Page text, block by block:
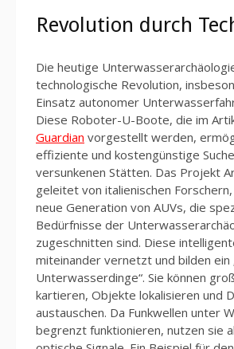
Revolution durch
Die heutige
technologische Revolution,
Einsatz autonomer
Diese Roboter-U-Boote, die im
Guardian vorgestellt werden,
effiziente und kostengünstige
versunkenen Stätten. Das Projekt
geleitet von italienischen
neue Generation von AUVs, die
Bedürfnisse der
zugeschnitten sind. Diese
miteinander vernetzt und bilden
Unterwasserdinge“. Sie können
kartieren, Objekte lokalisieren und
austauschen. Da Funkwellen unter
begrenzt funktionieren, nutzen sie